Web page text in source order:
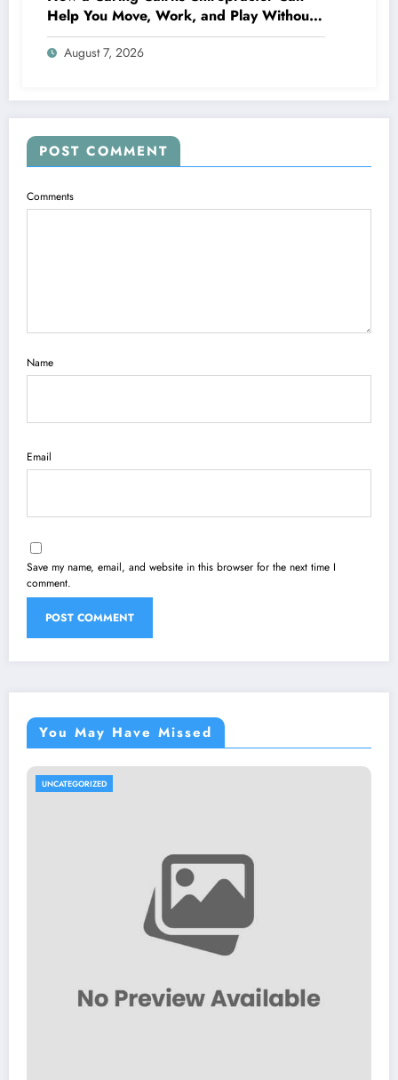
Help You Move, Work, and Play Without
Pain
August 7, 2026
POST COMMENT
Comments
Name
Email
Save my name, email, and website in this browser for the next time I
comment.
You May Have Missed
UNCATEGORIZED